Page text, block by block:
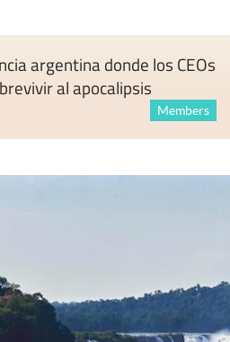
argentina donde los CEOs
al apocalipsis
Members